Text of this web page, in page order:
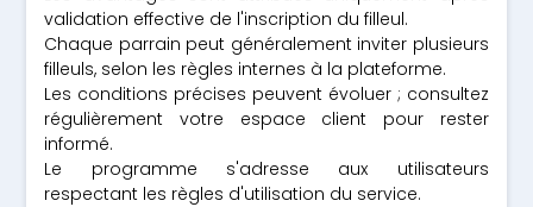
validation effective de l'inscription du filleul.
Chaque parrain peut généralement inviter plusieurs
filleuls, selon les règles internes à la plateforme.
Les conditions précises peuvent évoluer ; consultez
régulièrement votre espace client pour rester
informé.
Le programme s'adresse aux utilisateurs
respectant les règles d'utilisation du service.